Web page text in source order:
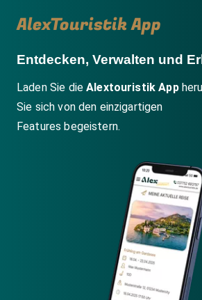
AlexTouristik App
Entdecken, Verwalten und
Laden Sie dieAlextouristik App
Sie sich von den einzigartigen
Features begeistern.